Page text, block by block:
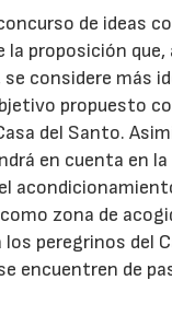
de ideas
la proposición que,
considere más
propuesto
del Santo.
en cuenta en la
zona de
los peregrinos del
encuentren de